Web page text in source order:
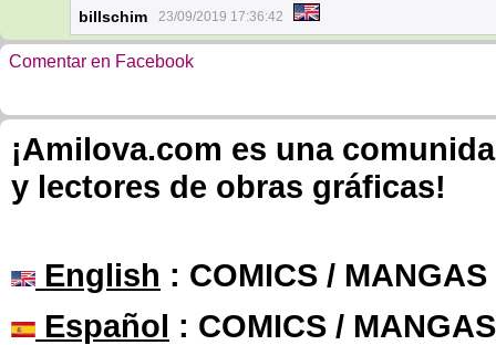
billschim 23/09/2019 17:36:42
Comentar en Facebook
¡Amilova.com es una
y lectores de obras gráficas!
English : COMICS /
Español : COMICS /